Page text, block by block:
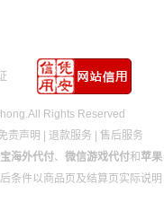
Rights Reserved
责声明 | 退款服务 | 售后服务
海外代付、 微信游戏代付和 苹果
条件以商品页及结算页实际说明